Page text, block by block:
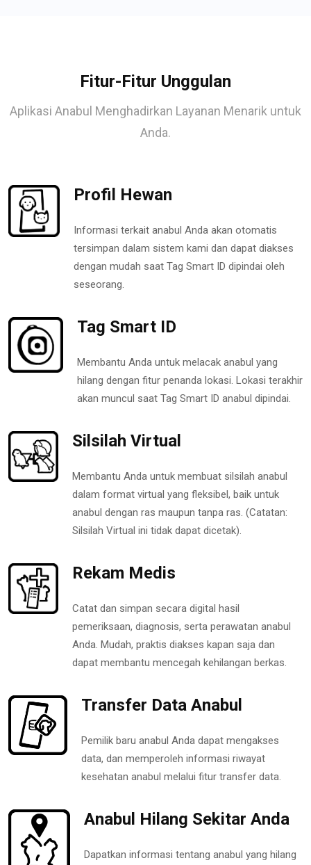
Fitur-Fitur Unggulan
Aplikasi Anabul Menghadirkan Layanan Menarik untuk
Anda.
Profil Hewan
Informasi terkait anabul Anda akan otomatis
tersimpan dalam sistem kami dan dapat diakses
dengan mudah saat Tag Smart ID dipindai oleh
seseorang.
Tag Smart ID
Membantu Anda untuk melacak anabul yang
hilang dengan fitur penanda lokasi. Lokasi terakhir
akan muncul saat Tag Smart ID anabul dipindai.
Silsilah Virtual
Membantu Anda untuk membuat silsilah anabul
dalam format virtual yang fleksibel, baik untuk
anabul dengan ras maupun tanpa ras. (Catatan:
Silsilah Virtual ini tidak dapat dicetak).
Rekam Medis
Catat dan simpan secara digital hasil
pemeriksaan, diagnosis, serta perawatan anabul
Anda. Mudah, praktis diakses kapan saja dan
dapat membantu mencegah kehilangan berkas.
Transfer Data Anabul
Pemilik baru anabul Anda dapat mengakses
data, dan memperoleh informasi riwayat
kesehatan anabul melalui fitur transfer data.
Anabul Hilang Sekitar Anda
Dapatkan informasi tentang anabul yang hilang